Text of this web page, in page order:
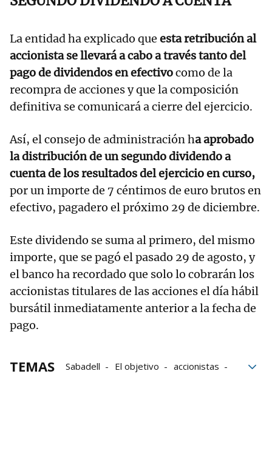
La entidad ha explicado que esta retribución al
accionista se llevará a cabo a través tanto del
pago de dividendos en efectivocomo de la
recompra de acciones y que la composición
definitiva se comunicará a cierre del ejercicio.
Así, el consejo de administración ha aprobado
la distribución de un segundo dividendo a
cuenta de los resultados del ejercicio en curso,
por un importe de 7 céntimos de euro brutos en
efectivo, pagadero el próximo 29 de diciembre.
Este dividendo se suma al primero, del mismo
importe, que se pagó el pasado 29 de agosto, y
el banco ha recordado que solo lo cobrarán los
accionistas titulares de las acciones el día hábil
bursátil inmediatamente anterior a la fecha de
pago.
TEMAS Sabadell El objetivo
accionistas